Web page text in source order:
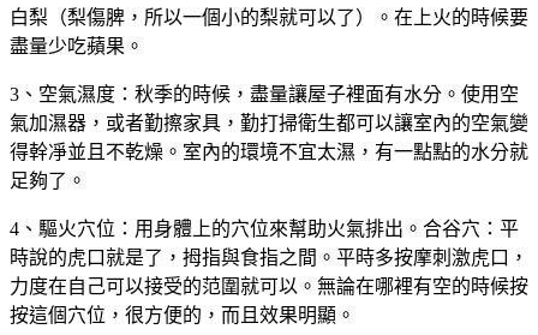
白梨（梨傷脾，所以一個小的梨就可以了）。在上火的時候要
盡量少吃蘋果。
3、空氣濕度：秋季的時候，盡量讓屋子裡面有水分。使用空
氣加濕器，或者勤擦家具，勤打掃衛生都可以讓室內的空氣變
得幹凈並且不乾燥。室內的環境不宜太濕，有一點點的水分就
足夠了。
4、驅火穴位：用身體上的穴位來幫助火氣排出。合谷穴：平
時說的虎口就是了，拇指與食指之間。平時多按摩刺激虎口，
力度在自己可以接受的范圍就可以。無論在哪裡有空的時候按
按這個穴位，很方便的，而且效果明顯。